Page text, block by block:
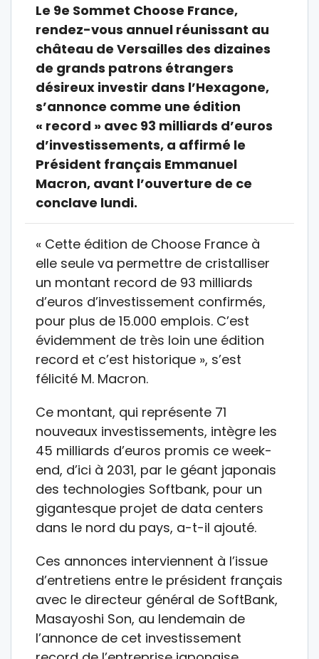
Le 9e Sommet Choose France,
rendez-vous annuel réunissant au
château de Versailles des dizaines
de grands patrons étrangers
désireux investir dans l’Hexagone,
s’annonce comme une édition
« record » avec 93 milliards d’euros
d’investissements, a affirmé le
Président français Emmanuel
Macron, avant l’ouverture de ce
conclave lundi.
« Cette édition de Choose France à
elle seule va permettre de cristalliser
un montant record de 93 milliards
d’euros d’investissement confirmés,
pour plus de 15.000 emplois. C’est
évidemment de très loin une édition
record et c’est historique », s’est
félicité M. Macron.
Ce montant, qui représente 71
nouveaux investissements, intègre les
45 milliards d’euros promis ce week-
end, d’ici à 2031, par le géant japonais
des technologies Softbank, pour un
gigantesque projet de data centers
dans le nord du pays, a-t-il ajouté.
Ces annonces interviennent à l’issue
d’entretiens entre le président français
avec le directeur général de SoftBank,
Masayoshi Son, au lendemain de
l’annonce de cet investissement